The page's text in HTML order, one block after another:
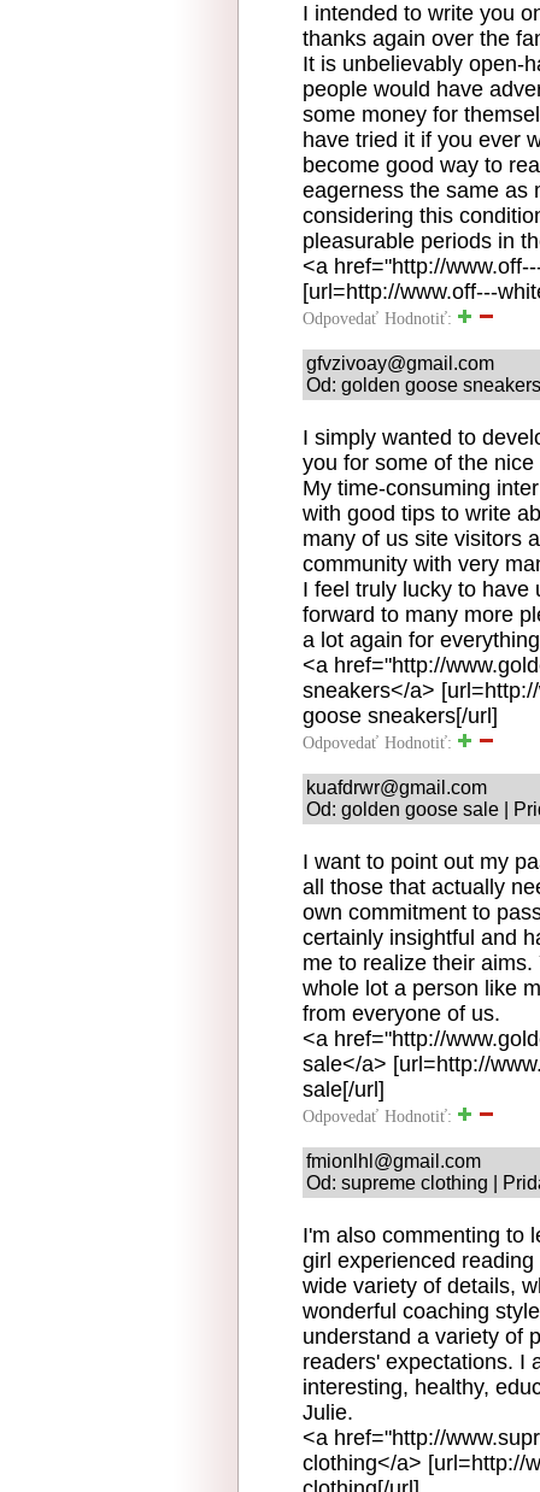
I intended to write you
thanks again over the
It is unbelievably open-
people would have
some money for
have tried it if you ever
become good way to
eagerness the same as
considering this
pleasurable periods in
<a href="http://
[url=http://www.off---
Odpovedať Hodnotiť:
gfvzivoay@gmail.com
Od: golden goose
I simply wanted to
you for some of the
My time-consuming
with good tips to write
many of us site visitors
community with very
I feel truly lucky to have
forward to many more
a lot again for
<a href="http://
sneakers</a>
goose sneakers[/url]
Odpovedať Hodnotiť:
kuafdrwr@gmail.com
Od: golden goose sale |
I want to point out my
all those that actually
own commitment to
certainly insightful and
me to realize their
whole lot a person like
from everyone of us.
<a href="http://
sale</a> [url=http://
sale[/url]
Odpovedať Hodnotiť:
fmionlhl@gmail.com
Od: supreme clothing |
I'm also commenting to
girl experienced
wide variety of details,
wonderful coaching
understand a variety of
readers' expectations. I
interesting, healthy,
Julie.
<a href="http://
clothing</a> [url=http://